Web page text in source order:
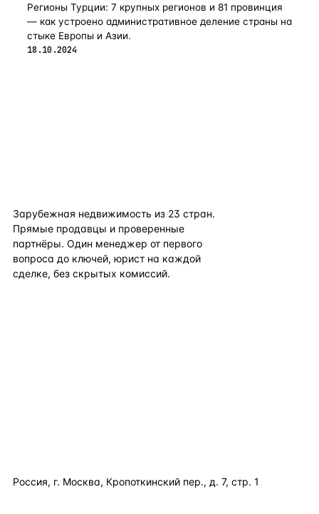
Регионы Турции: 7 крупных регионов и 81 провинция
— как устроено административное деление страны на
стыке Европы и Азии.
18.10.2024
Зарубежная недвижимость из 23 стран.
Прямые продавцы и проверенные
партнёры. Один менеджер от первого
вопроса до ключей, юрист на каждой
сделке, без скрытых комиссий.
Россия, г. Москва, Кропоткинский пер., д. 7, стр. 1